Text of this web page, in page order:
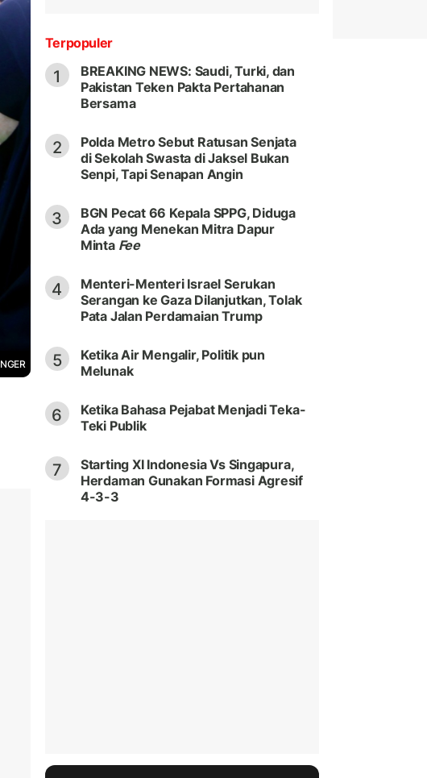
Terpopuler
1
BREAKING NEWS: Saudi, Turki, dan
Pakistan Teken Pakta Pertahanan
Bersama
2
Polda Metro Sebut Ratusan Senjata
di Sekolah Swasta di Jaksel Bukan
Senpi, Tapi Senapan Angin
3
BGN Pecat 66 Kepala SPPG, Diduga
Ada yang Menekan Mitra Dapur
Minta Fee
4
Menteri-Menteri Israel Serukan
Serangan ke Gaza Dilanjutkan, Tolak
Pata Jalan Perdamaian Trump
5
Ketika Air Mengalir, Politik pun
Melunak
6
Ketika Bahasa Pejabat Menjadi Teka-
Teki Publik
7
Starting XI Indonesia Vs Singapura,
Herdaman Gunakan Formasi Agresif
4-3-3